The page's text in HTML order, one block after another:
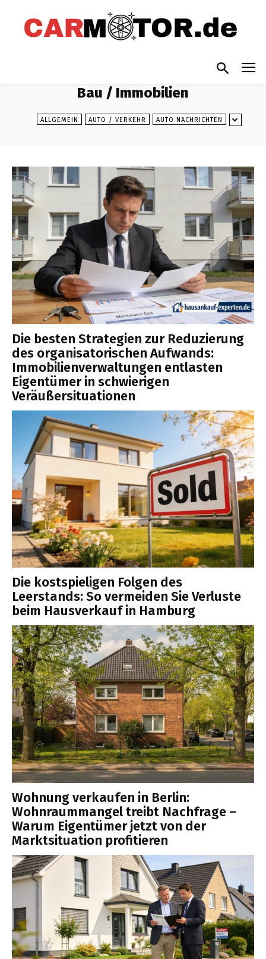
Bau / Immobilien
ALLGEMEIN AUTO / VERKEHR AUTO NACHRICHTEN
Die besten Strategien zur Reduzierung
des organisatorischen Aufwands:
Immobilienverwaltungen entlasten
Eigentümer in schwierigen
Veräußersituationen
Die kostspieligen Folgen des
Leerstands: So vermeiden Sie Verluste
beim Hausverkauf in Hamburg
Wohnung verkaufen in Berlin:
Wohnraummangel treibt Nachfrage –
Warum Eigentümer jetzt von der
Marktsituation profitieren